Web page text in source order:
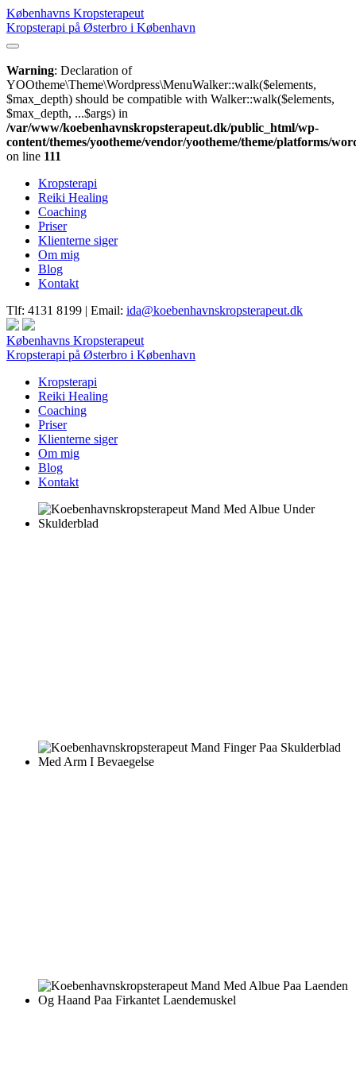
Københavns Kropsterapeut
Kropsterapi på Østerbro i København
Warning: Declaration of
YOOtheme\Theme\Wordpress\MenuWalker::walk($elements,
$max_depth) should be compatible with Walker::walk($elements,
$max_depth, ...$args) in
/var/www/koebenhavnskropsterapeut.dk/public_html/wp-
content/themes/yootheme/vendor/yootheme/theme/platforms/
on line 111
Kropsterapi
Reiki Healing
Coaching
Priser
Klienterne siger
Om mig
Blog
Kontakt
Tlf: 4131 8199 | Email: ida@koebenhavnskropsterapeut.dk
Københavns Kropsterapeut
Kropsterapi på Østerbro i København
Kropsterapi
Reiki Healing
Coaching
Priser
Klienterne siger
Om mig
Blog
Kontakt